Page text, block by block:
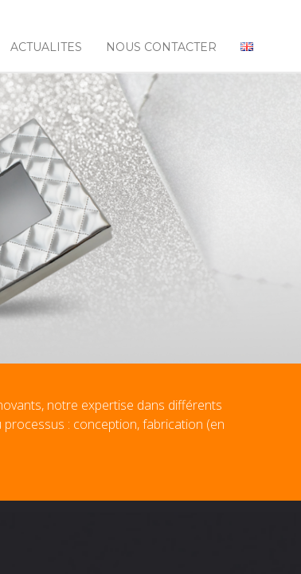
ACTUALITES NOUS CONTACTER
notre expertise dans différents
processus : conception, fabrication (en